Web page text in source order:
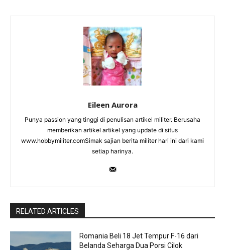
Eileen Aurora
Punya passion yang tinggi di penulisan artikel militer. Berusaha
memberikan artikel artikel yang update di situs
www.hobbymiliter.comSimak sajian berita militer hari ini dari kami
setiap harinya.
RELATED ARTICLES
Romania Beli 18 Jet Tempur F-16 dari
Belanda Seharga Dua Porsi Cilok